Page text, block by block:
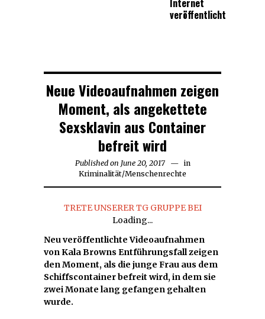
Internet
veröffentlicht
Neue Videoaufnahmen zeigen
Moment, als angekettete
Sexsklavin aus Container
befreit wird
Published on June 20, 2017June
20,
in
Kriminalität/Menschenrechte
TRETE UNSERER TG GRUPPE BEI
Loading...
Neu veröffentlichte Videoaufnahmen
von Kala Browns Entführungsfall zeigen
den Moment, als die junge Frau aus dem
Schiffscontainer befreit wird, in dem sie
zwei Monate lang gefangen gehalten
wurde.